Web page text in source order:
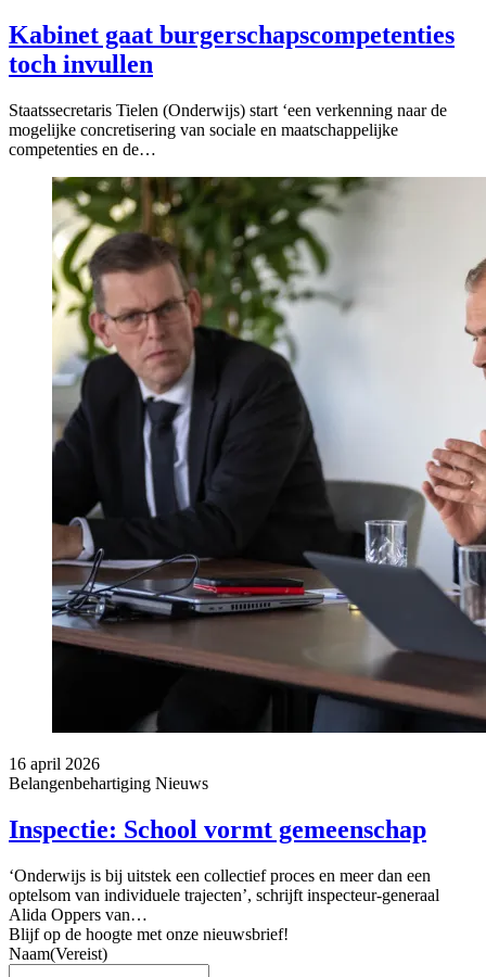
Kabinet gaat burgerschapscompetenties
toch invullen
Staatssecretaris Tielen (Onderwijs) start ‘een verkenning naar de
mogelijke concretisering van sociale en maatschappelijke
competenties en de…
16 april 2026
Belangenbehartiging Nieuws
Inspectie: School vormt gemeenschap
‘Onderwijs is bij uitstek een collectief proces en meer dan een
optelsom van individuele trajecten’, schrijft inspecteur-generaal
Alida Oppers van…
Blijf op de hoogte met onze nieuwsbrief!
Naam(Vereist)